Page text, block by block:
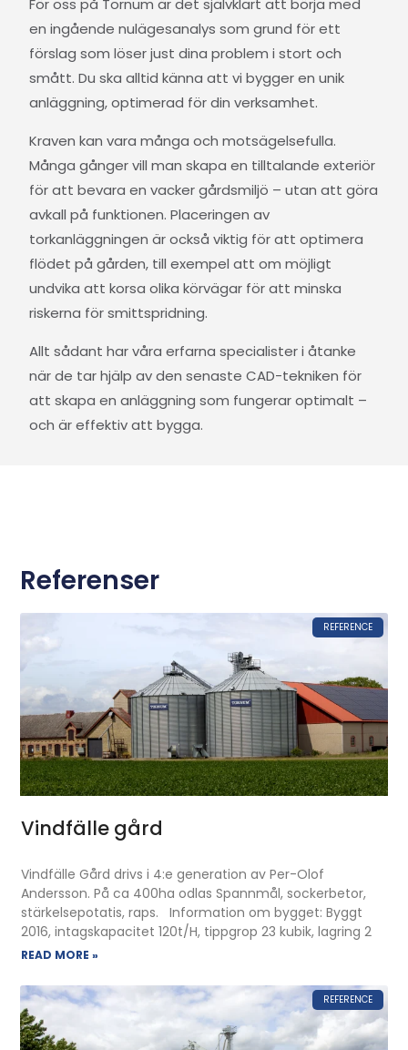
en ingående nulägesanalys som grund för ett
förslag som löser just dina problem i stort och
smått. Du ska alltid känna att vi bygger en unik
anläggning, optimerad för din verksamhet.
Kraven kan vara många och motsägelsefulla.
Många gånger vill man skapa en tilltalande exteriör
för att bevara en vacker gårdsmiljö – utan att göra
avkall på funktionen. Placeringen av
torkanläggningen är också viktig för att optimera
flödet på gården, till exempel att om möjligt
undvika att korsa olika körvägar för att minska
riskerna för smittspridning.
Allt sådant har våra erfarna specialister i åtanke
när de tar hjälp av den senaste CAD-tekniken för
att skapa en anläggning som fungerar optimalt –
och är effektiv att bygga.
Referenser
REFERENCE
Vindfälle gård
Vindfälle Gård drivs i 4:e generation av Per-Olof
Andersson. På ca 400ha odlas Spannmål, sockerbetor,
stärkelsepotatis, raps. Information om bygget: Byggt
2016, intagskapacitet 120t/H, tippgrop 23 kubik, lagring 2
READ MORE »
REFERENCE